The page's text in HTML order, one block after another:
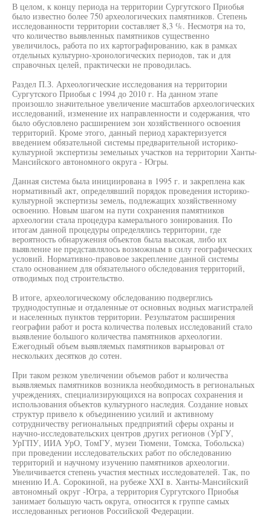
В целом, к концу периода на территории Сургутского Приобья
было известно более 750 археологических памятников. Степень
исследованности территории составляет 8,3 %. Несмотря на то,
что количество выявленных памятников существенно
увеличилось, работа по их картографированию, как в рамках
отдельных культурно-хронологических периодов, так и для
справочных целей, практически не проводилась.
Раздел П.З. Археологические исследования на территории
Сургутского Приобья с 1994 до 2010 г. На данном этапе
произошло значительное увеличение масштабов археологических
исследований, изменение их направленности и содержания, что
было обусловлено расширением зон хозяйственного освоения
территорий. Кроме этого, данный период характеризуется
введением обязательной системы предварительной историко-
культурной экспертизы земельных участков на территории Ханты-
Мансийского автономного округа - Югры.
Данная система была инициирована в 1995 г. и закреплена как
нормативный акт, определявший порядок проведения историко-
культурной экспертизы земель, подлежащих хозяйственному
освоению. Новым шагом на пути сохранения памятников
археологии стала процедура камерального зонирования. По
итогам данной процедуры определялись территории, где
вероятность обнаружения объектов была высокая, либо их
выявление не представлялось возможным в силу географических
условий. Нормативно-правовое закрепление данной системы
стало основанием для обязательного обследования территорий,
отводимых под строительство.
В итоге, археологическому обследованию подверглись
труднодоступные и отдаленные от основных водных магистралей
и населенных пунктов территории. Результатом расширения
географии работ и роста количества полевых исследований стало
выявление большого количества памятников археологии.
Ежегодный объем выявляемых памятников варьировал от
нескольких десятков до сотен.
При таком резком увеличении объемов работ и количества
выявляемых памятников возникла необходимость в региональных
учреждениях, специализирующихся на вопросах сохранения и
использования объектов культурного наследия. Создание новых
структур привело к объединению усилий и активному
сотрудничеству региональных предприятий сферы охраны и
научно-исследовательских центров других регионов (УрГУ,
УрГПУ, ИИА УрО, ТомГУ, музеи Тюмени, Томска, Тобольска)
при проведении исследовательских работ по обследованию
территорий и научному изучению памятников археологии.
Увеличивается степень участия местных исследователей. Так, по
мнению И.А. Сорокиной, на рубеже XXI в. Ханты-Мансийский
автономный округ -Югра, а территория Сургутского Приобья
занимает большую часть округа, относится к группе самых
исследованных регионов Российской Федерации.